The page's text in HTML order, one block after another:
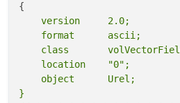
    version     2.0;
    format      ascii;
class
    location    "0";
    object      Urel;
}